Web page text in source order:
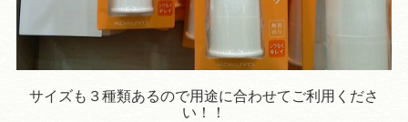
サイズも３種類あるので用途に合わせてご利用くださ
い！！